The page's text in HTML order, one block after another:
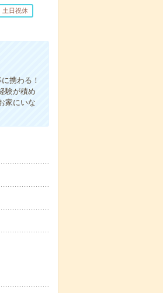
土日祝休
携わる！
験が積め
家にいな